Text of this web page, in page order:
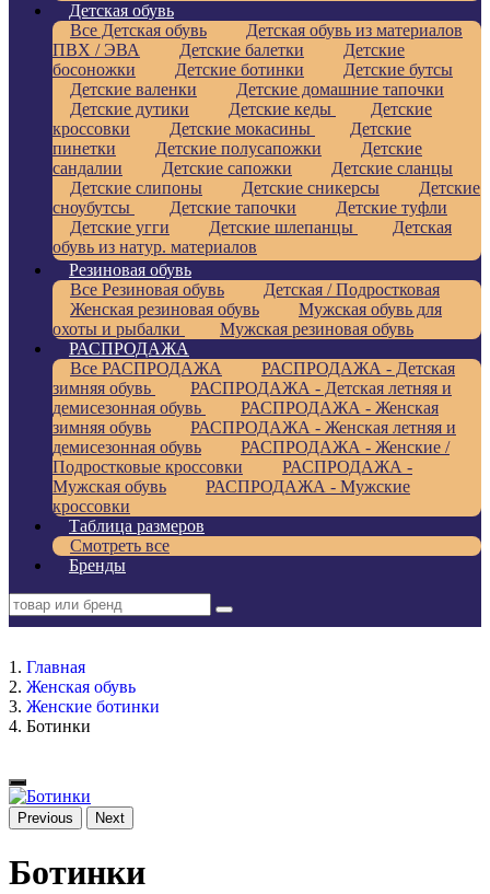
Детская обувь
Все Детская обувь
Детская обувь из материалов
ПВХ / ЭВА
Детские балетки
Детские
босоножки
Детские ботинки
Детские бутсы
Детские валенки
Детские домашние тапочки
Детские дутики
Детские кеды
Детские
кроссовки
Детские мокасины
Детские
пинетки
Детские полусапожки
Детские
сандалии
Детские сапожки
Детские сланцы
Детские слипоны
Детские сникерсы
Детские
сноубутсы
Детские тапочки
Детские туфли
Детские угги
Детские шлепанцы
Детская
обувь из натур. материалов
Резиновая обувь
Все Резиновая обувь
Детская / Подростковая
Женская резиновая обувь
Мужская обувь для
охоты и рыбалки
Мужская резиновая обувь
РАСПРОДАЖА
Все РАСПРОДАЖА
РАСПРОДАЖА - Детская
зимняя обувь
РАСПРОДАЖА - Детская летняя и
демисезонная обувь
РАСПРОДАЖА - Женская
зимняя обувь
РАСПРОДАЖА - Женская летняя и
демисезонная обувь
РАСПРОДАЖА - Женские /
Подростковые кроссовки
РАСПРОДАЖА -
Мужская обувь
РАСПРОДАЖА - Мужские
кроссовки
Таблица размеров
Смотреть все
Бренды
Главная
Женская обувь
Женские ботинки
Ботинки
Previous Next
Ботинки